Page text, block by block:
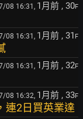
08 16:31, 1月前 , 30F
08 16:31, 1月前 , 31 F
08 16:31, 1月前 , 32F
08 16:32, 1月前 , 33F
連2日買英業達